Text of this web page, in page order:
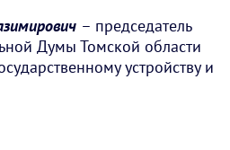
– председатель
Думы Томской области
устройству и